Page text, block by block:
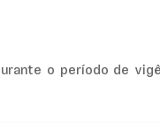
o período de